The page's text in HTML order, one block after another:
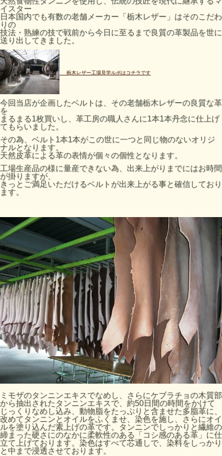
イスター
日本国内でも有数の老舗メーカー「栃木レザー」はそのこだわ
りの
技法・熟練の技で戦前から今日に至るまで良質の革製品を世に
送り 出してきました。
栃木レザー工場見学ルポはコチラです
今回当店が企画したベルトは、その老舗栃木レザーの良質な革
を
まるまる1枚買いし、革工房の職人さんに1本1本丹念に仕上げ
て もらいました。
その為、ベルト 1本1本がこの世に一つと同じ物のないオリジ
ナルと なります。
天然皮革による革の表情が個々の個性となります。
工場生産品の様に量産できない為、出来上がりまでにはお時間
が掛りますが、
きっとご満足いただけるベルトが出来上がる事と確信しており
ます。
ミモザのタンニンエキスでなめし、さらにケブラチョの木質部
から抽出されたタンニンエキスで、約50日間の時間をかけて
じっくりなめし込み、動物脂をたっぷりと含ませた多脂革に、
改めてタンニンとオイルをふくませ、染色を施し、さらにオイ
ルを塗り込んだ素上げの革です。タンニンでしっかりと繊維の
締まった硬さにのなかに柔軟性のある「コシ感のある革」に仕
立て上げております。染色はすべて芯通しで、染料をしっかり
と中まで浸透させております。